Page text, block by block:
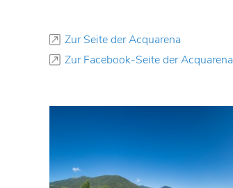
Zur Seite der Acquarena
Zur Facebook-Seite der Acquarena